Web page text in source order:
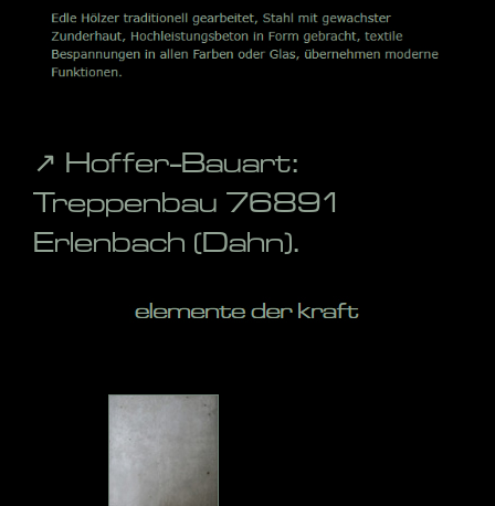
↗️ Hoffer-Bauart:
Treppenbau 76891
Erlenbach (Dahn).